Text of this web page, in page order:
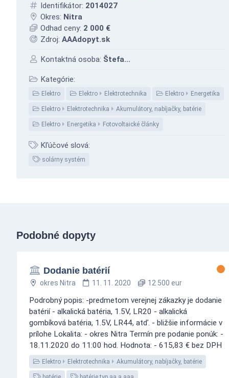
Identifikátor: 2014027
Okres: Nitra
Odhad ceny: 2 000 €
Zdroj: AAAdopyt.sk
Kontaktná osoba: Štefa...
Kategórie:
Elektro Elektro Elektrotechnika Elektro Energetika
Elektro Elektrotechnika Akumulátory, nabíjačky, batérie
Elektro Energetika Fotovoltaické články
Kľúčové slová:
solárny systém
Podobné dopyty
Dodanie batérií
okres Nitra 11. 11. 2020 12 500 eur
Podrobný popis: -predmetom verejnej zákazky je dodanie
batérií - alkalická batéria, 1.5V, LR20 - alkalická
gombíková batéria, 1.5V, LR44, atď. - bližšie informácie v
prílohe Lokalita: - okres Nitra Termín pre podanie ponúk: -
18.11.2020 do 11:00 hod. Hodnota: - 615,83 € bez DPH
Elektro Elektrotechnika Akumulátory, nabíjačky, batérie